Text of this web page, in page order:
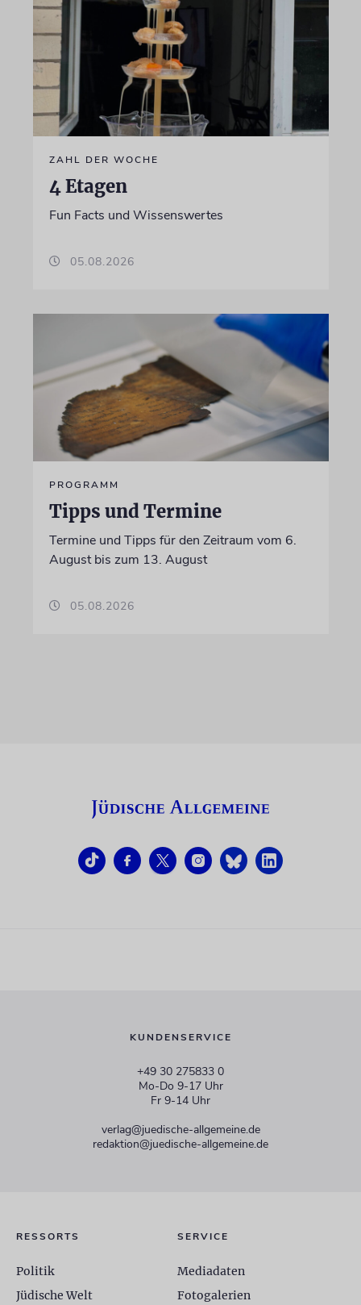
ZAHL DER WOCHE
4 Etagen
Fun Facts und Wissenswertes
05.08.2026
PROGRAMM
Tipps und Termine
Termine und Tipps für den Zeitraum vom 6.
August bis zum 13. August
05.08.2026
KUNDENSERVICE
+49 30 275833 0
Mo-Do 9-17 Uhr
Fr 9-14 Uhr
verlag@juedische-allgemeine.de
redaktion@juedische-allgemeine.de
RESSORTS
Politik
Jüdische Welt
SERVICE
Mediadaten
Fotogalerien